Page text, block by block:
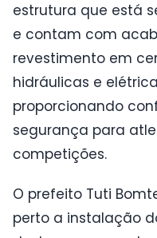
estrutura que está
e contam com
revestimento em
hidráulicas e
proporcionando
segurança para
competições.
O prefeito Tuti
perto a instalação